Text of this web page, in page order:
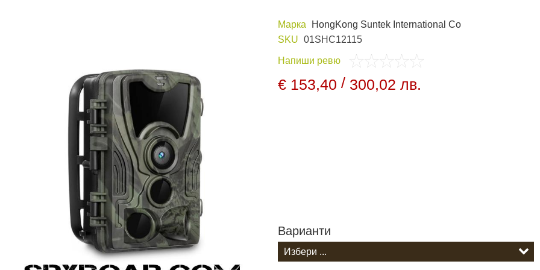
ЛОВНО ОБЛЕКЛО
АКУМУЛАТОРИ И БАТЕРИИ
ЗА ПОДАРЪЦИ
Марка
HongKong Suntek International Co
SKU 01SHC12115
Напиши ревю
€ 153,40 / 300,02 лв.
Варианти